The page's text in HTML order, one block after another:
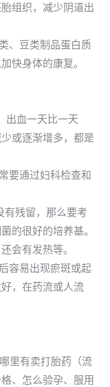
组织，减少阴道出
、豆类制品蛋白质
快身体的康复。
出血一天比一天
或逐渐增多，都是
要通过妇科检查和
有残留，那么要考
的很好的培养基。
会有发热等。
容易出现瘀斑或起
，在药流或人流
里有卖打胎药（流
、怎么验孕、服用